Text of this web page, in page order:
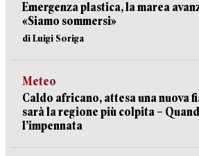
Emergenza plastica, la marea
«Siamo sommersi»
di Luigi Soriga
Meteo
Caldo africano, attesa una nuova
sarà la regione più colpita –
l’impennata